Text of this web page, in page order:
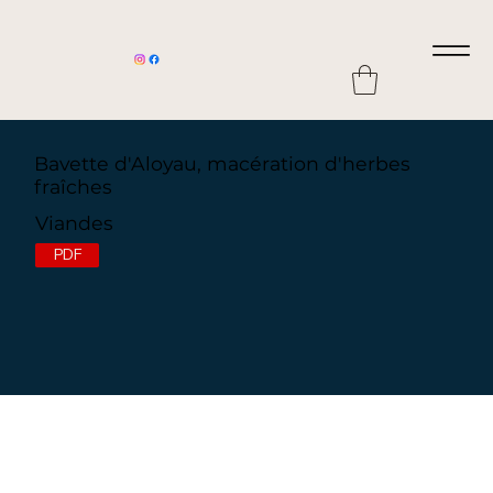
Bavette d'Aloyau, macération d'herbes
fraîches
Viandes
PDF